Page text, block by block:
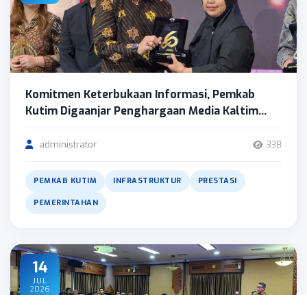
Komitmen Keterbukaan Informasi, Pemkab
Kutim Digaanjar Penghargaan Media Kaltim...
administrator 338
PEMKAB KUTIM INFRASTRUKTUR PRESTASI
PEMERINTAHAN
14
JUL
2026